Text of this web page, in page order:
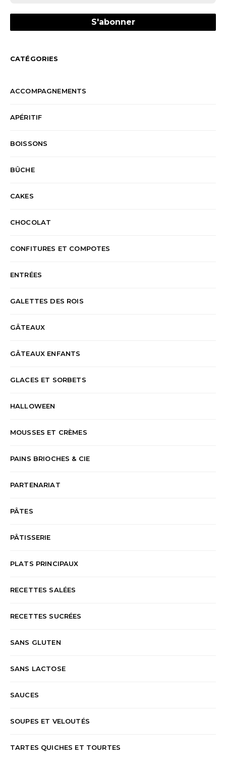
CATÉGORIES
ACCOMPAGNEMENTS
APÉRITIF
BOISSONS
BÛCHE
CAKES
CHOCOLAT
CONFITURES ET COMPOTES
ENTRÉES
GALETTES DES ROIS
GÂTEAUX
GÂTEAUX ENFANTS
GLACES ET SORBETS
HALLOWEEN
MOUSSES ET CRÈMES
PAINS BRIOCHES & CIE
PARTENARIAT
PÂTES
PÂTISSERIE
PLATS PRINCIPAUX
RECETTES SALÉES
RECETTES SUCRÉES
SANS GLUTEN
SANS LACTOSE
SAUCES
SOUPES ET VELOUTÉS
TARTES QUICHES ET TOURTES